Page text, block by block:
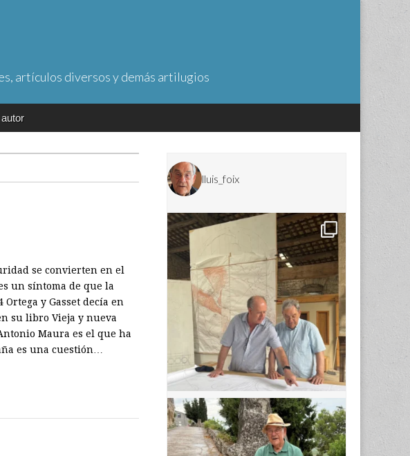
artículos diversos y demás artilugios
se convierten en el
un síntoma de que la
y Gasset decía en
su libro Vieja y nueva
Maura es el que ha
es una cuestión…
lluis_foix